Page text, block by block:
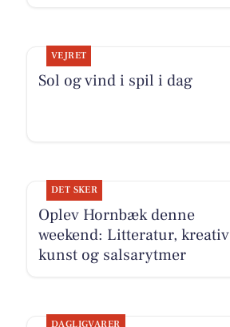
VEJRET
Sol og vind i spil i dag
DET SKER
Oplev Hornbæk denne
weekend: Litteratur, kreativ
kunst og salsarytmer
DAGLIGVARER